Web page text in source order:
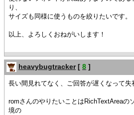
り、
サイズも同様に使うものを絞りたいです。
以上、よろしくおねがいします！
heavybugtracker [ 8 ]
長い間見れてなく、ご回答が遅くなって失
romさんのやりたいことはRichTextAreaの
境の